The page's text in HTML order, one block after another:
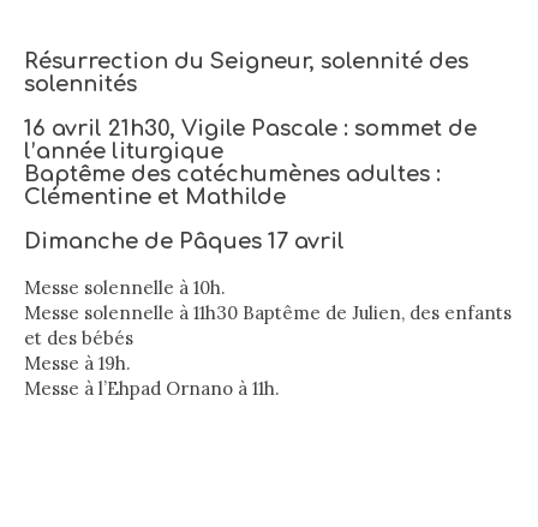
Résurrection du Seigneur, solennité des
solennités
16 avril 21h30, Vigile Pascale : sommet de
l’année liturgique
Baptême des catéchumènes adultes :
Clémentine et Mathilde
Dimanche de Pâques 17 avril
Messe solennelle à 10h.
Messe solennelle à 11h30 Baptême de Julien, des enfants
et des bébés
Messe à 19h.
Messe à l’Ehpad Ornano à 11h.